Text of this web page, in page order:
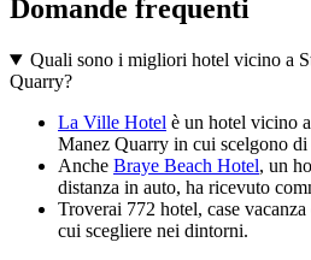
Domande frequenti
Quali sono i migliori hotel vicino a
Quarry?
La Ville Hotel è un hotel vicino
Manez Quarry in cui scelgono
Anche Braye Beach Hotel, un
distanza in auto, ha ricevuto
Troverai 772 hotel, case
cui scegliere nei dintorni.